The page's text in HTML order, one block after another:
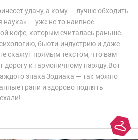
удачу, а кому — лучше обходить
наука» — уже не то наивное
кофе, которым считалась раньше.
бьюти-индустрию и даже
скажут прямым текстом, что вам
дорогу к гармоничному наряду.Вот
знака Зодиака — так можно
грани и здорово поднять